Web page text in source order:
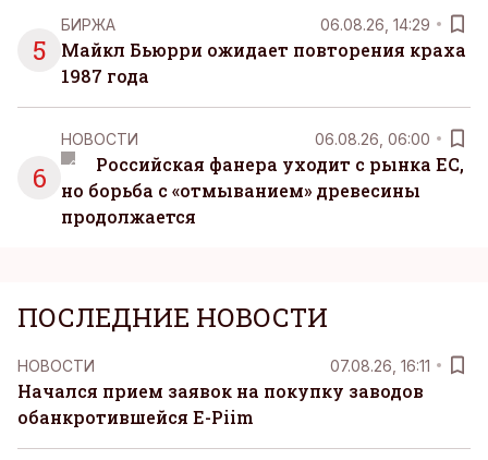
5
БИРЖА 06.08.26, 14:29
Майкл Бьюрри ожидает повторения краха
1987 года
6
НОВОСТИ 06.08.26, 06:00
Российская фанера уходит с рынка ЕС,
но борьба с «отмыванием» древесины
продолжается
ПОСЛЕДНИЕ НОВОСТИ
НОВОСТИ 07.08.26, 16:11
Начался прием заявок на покупку заводов
обанкротившейся E-Piim